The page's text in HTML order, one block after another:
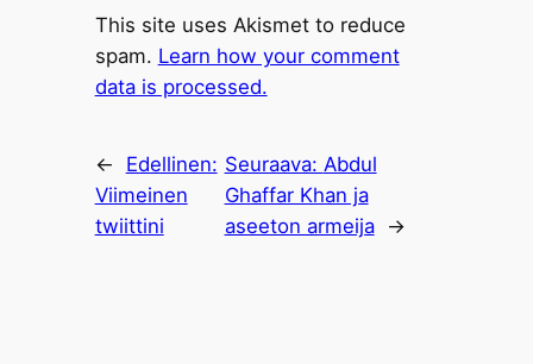
This site uses Akismet to reduce
spam. Learn how your comment
data is processed.
←
Edellinen:
Viimeinen
twiittini
Seuraava: Abdul
Ghaffar Khan ja
aseeton armeija
→